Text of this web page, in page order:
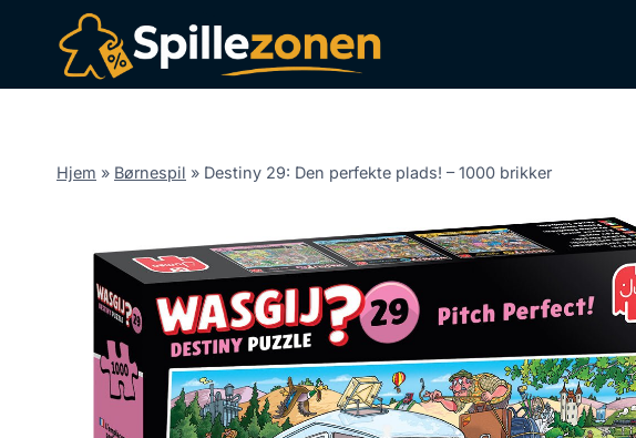
Hjem » Børnespil » Destiny 29: Den perfekte plads! – 1000 brikker